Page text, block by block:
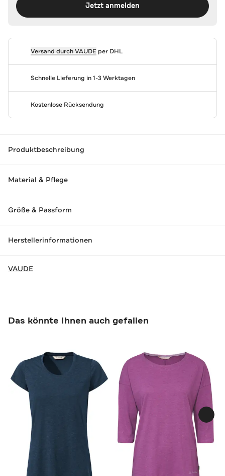
Jetzt anmelden
Versand durchVAUDEper DHL
Schnelle Lieferung in 1-3 Werktagen
Kostenlose Rücksendung
Produktbeschreibung
Material & Pflege
Größe & Passform
Herstellerinformationen
VAUDE
Das könnte Ihnen auch gefallen